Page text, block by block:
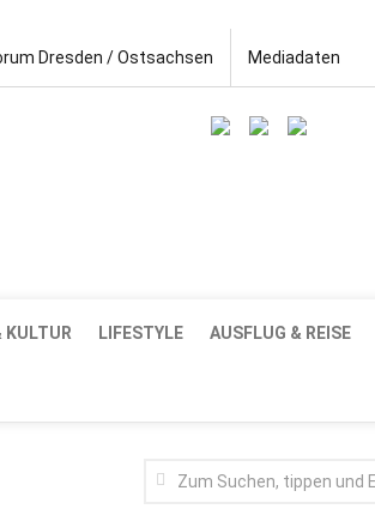
Dresden / Ostsachsen Mediadaten
KULTUR LIFESTYLE AUSFLUG & REISE